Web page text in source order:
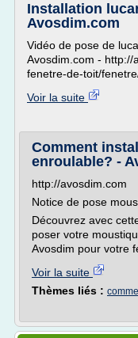
Installation
Avosdim.com
Vidéo de pose de
Avosdim.com - http://
fenetre-de-toit/
Voir la suite
Comment
enroulable? -
http://avosdim.com
Notice de pose
Découvrez avec
poser votre
Avosdim pour votre
Voir la suite
Thèmes liés :